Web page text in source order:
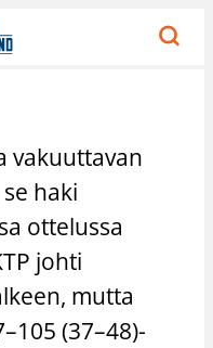
vakuuttavan
haki
ottelussa
johti
mutta
(37–48)-